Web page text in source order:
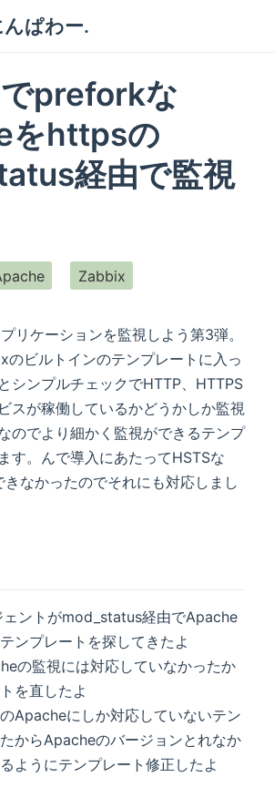
ぱわー.
preforkな
をhttpsの
経由で監視
Zabbix
リケーションを監視しよう第3弾。
ビルトインのテンプレートに入っ
シンプルチェックでHTTP、HTTPS
スが稼働しているかどうかしか監視
のでより細かく監視ができるテンプ
す。んで導入にあたってHSTSな
なかったのでそれにも対応しまし
ントがmod_status経由でApache
ンプレートを探してきたよ
の監視には対応していなかったか
を直したよ
Apacheにしか対応していないテン
からApacheのバージョンとれなか
ようにテンプレート修正したよ